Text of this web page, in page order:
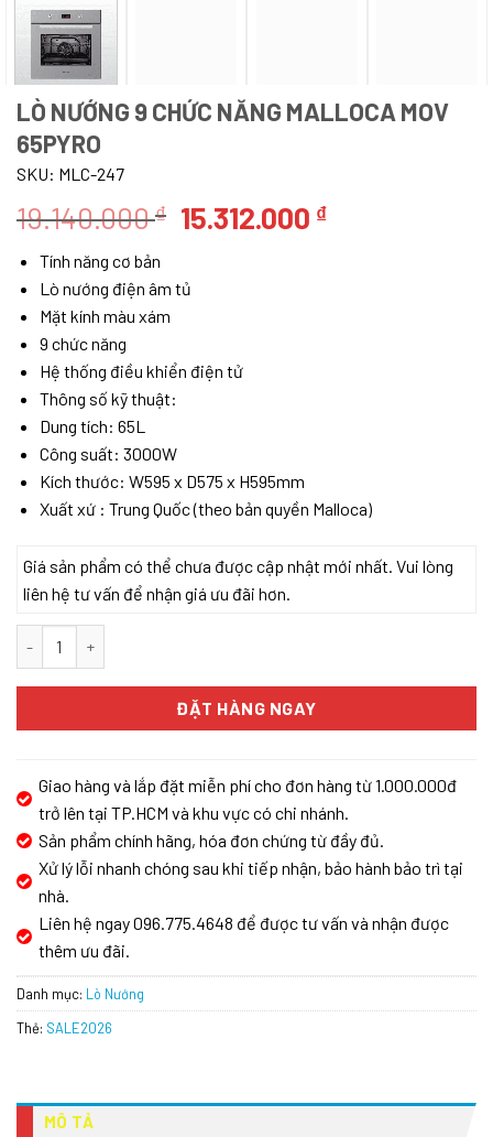
LÒ NƯỚNG 9 CHỨC NĂNG MALLOCA MOV
65PYRO
SKU: MLC-247
19.140.000₫ Giá
là:
19.140.000 ₫.
15.312.000 ₫Giá
Tính năng cơ bản
Lò nướng điện âm tủ
Mặt kính màu xám
9 chức năng
Hệ thống điều khiển điện tử
Thông số kỹ thuật:
Dung tích: 65L
Công suất: 3000W
Kích thước: W595 x D575 x H595mm
Xuất xứ : Trung Quốc (theo bản quyền Malloca)
Giá sản phẩm có thể chưa được cập nhật mới nhất. Vui lòng
liên hệ tư vấn để nhận giá ưu đãi hơn.
ĐẶT HÀNG NGAY
Giao hàng và lắp đặt miễn phí cho đơn hàng từ 1.000.000đ
trở lên tại TP.HCM và khu vực có chi nhánh.
Sản phẩm chính hãng, hóa đơn chứng từ đầy đủ.
Xử lý lỗi nhanh chóng sau khi tiếp nhận, bảo hành bảo trì tại
nhà.
Liên hệ ngay 096.775.4648 để được tư vấn và nhận được
thêm ưu đãi.
Danh mục: Lò Nướng
Thẻ: SALE2026
MÔ TẢ